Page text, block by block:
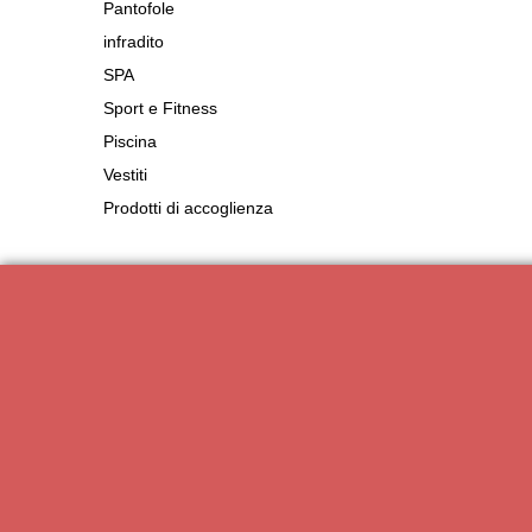
Pantofole
infradito
SPA
Sport e Fitness
Piscina
Vestiti
Prodotti di accoglienza